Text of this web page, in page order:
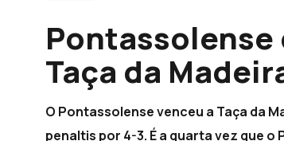
Pontassolense
Taça da
O Pontassolense venceu a Taça da
penaltis por 4-3. É a quarta vez que